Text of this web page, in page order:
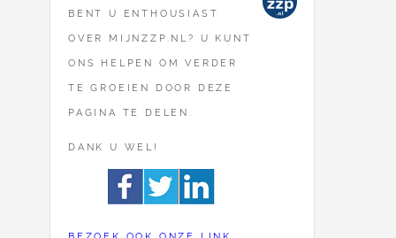
BENT U ENTHOUSIAST
OVER MIJNZZP.NL? U KUNT
ONS HELPEN OM VERDER
TE GROEIEN DOOR DEZE
PAGINA TE DELEN.
DANK U WEL!